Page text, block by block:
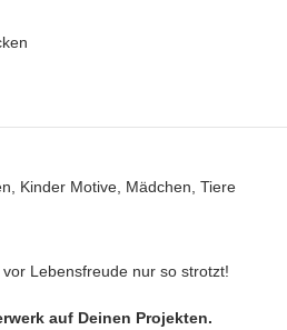
Kinder Motive Mädchen Tiere
vor Lebensfreude nur so strotzt!
auf Deinen Projekten.